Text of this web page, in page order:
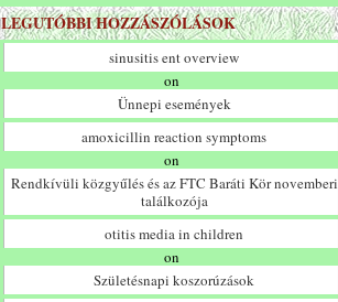
LEGUTÓBBI HOZZÁSZÓLÁSOK
sinusitis ent overview
on
Ünnepi események
amoxicillin reaction symptoms
on
Rendkívüli közgyűlés és az FTC Baráti Kör novemberi
találkozója
otitis media in children
on
Születésnapi koszorúzások